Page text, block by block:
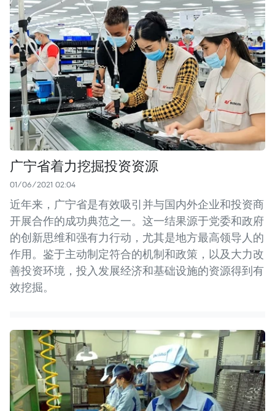
广宁省着力挖掘投资资源
01/06/2021 02:04
近年来，广宁省是有效吸引并与国内外企业和投资商
开展合作的成功典范之一。这一结果源于党委和政府
的创新思维和强有力行动，尤其是地方最高领导人的
作用。鉴于主动制定符合的机制和政策，以及大力改
善投资环境，投入发展经济和基础设施的资源得到有
效挖掘。